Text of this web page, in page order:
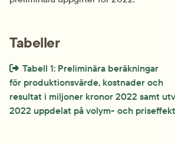
Tabeller
Extern länk som öppnas i nytt
Tabell 1: Preliminära beräkningar
för produktionsvärde, kostnader och
resultat i miljoner kronor 2022 samt
2022 uppdelat på volym- och